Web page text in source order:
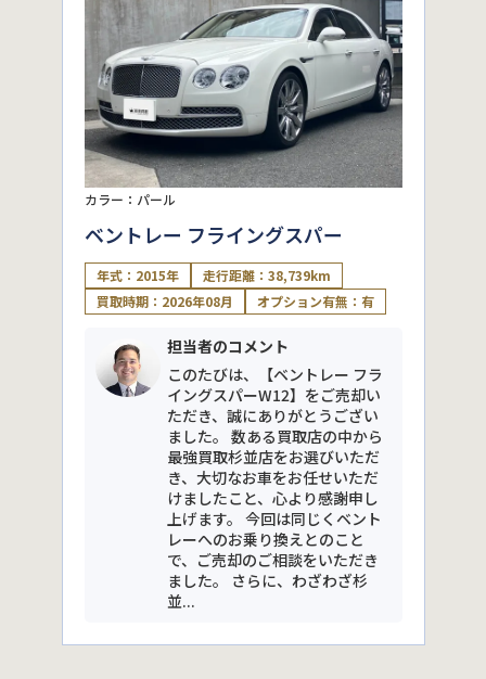
カラー：パール
ベントレー フライングスパー
年式：2015年
走行距離：38,739km
買取時期：2026年08月
オプション有無：有
担当者のコメント
このたびは、【ベントレー フラ
イングスパーW12】をご売却い
ただき、誠にありがとうござい
ました。 数ある買取店の中から
最強買取杉並店をお選びいただ
き、大切なお車をお任せいただ
けましたこと、心より感謝申し
上げます。 今回は同じくベント
レーへのお乗り換えとのこと
で、ご売却のご相談をいただき
ました。 さらに、わざわざ杉
並...